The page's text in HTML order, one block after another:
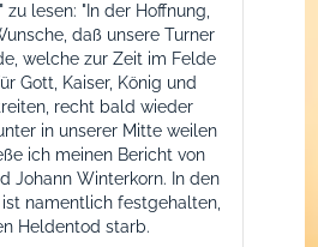
zu lesen: "In der Hoffnung,
daß unsere Turner
welche zur Zeit im Felde
Gott, Kaiser, König und
recht bald wieder
in unserer Mitte weilen
ich meinen Bericht von
Johann Winterkorn. In den
namentlich festgehalten,
Heldentod starb.